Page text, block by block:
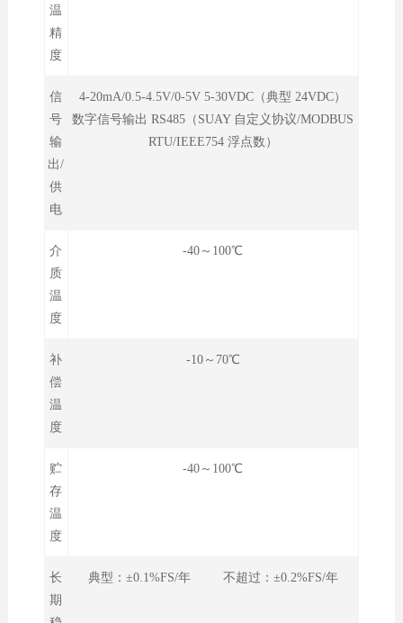
温
精
度
信
号
输
出/
供
电
4-20mA/0.5-4.5V/0-5V 5-30VDC（典型 24VDC）
数字信号输出 RS485（SUAY 自定义协议/MODBUS
RTU/IEEE754 浮点数）
介
质
温
度
-40～100℃
补
偿
温
度
-10～70℃
贮
存
温
度
-40～100℃
长
期
典型：±0.1%FS/年 不超过：±0.2%FS/年